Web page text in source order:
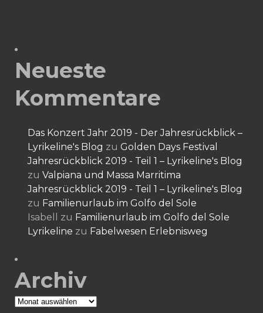
Neueste
Kommentare
Das Konzert Jahr 2019 - Der Jahresrückblick –
Lyrikeline's Blog zu Golden Days Festival
Jahresrückblick 2019 - Teil 1 – Lyrikeline's Blog
zu Valpiana und Massa Marritima
Jahresrückblick 2019 - Teil 1 – Lyrikeline's Blog
zu Familienurlaub im Golfo del Sole
Isabell
zu Familienurlaub im Golfo del Sole
Lyrikeline zu Fabelwesen Erlebnisweg
Archiv
Archiv